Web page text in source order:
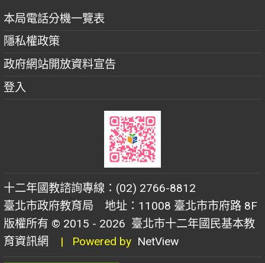
本局電話分機一覽表
隱私權政策
政府網站開放資料宣告
登入
十二年國教諮詢專線：(02) 2766-8812
臺北市政府教育局 地址：11008 臺北市市府路 8F
版權所有 © 2015 - 2026 臺北市十二年國民基本教
育資訊網
| Powered by NetView